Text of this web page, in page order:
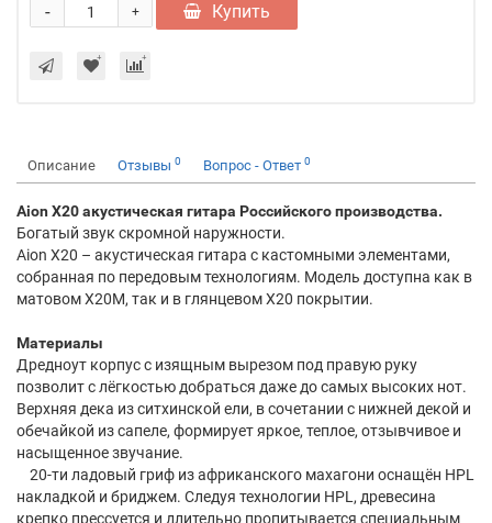
+
- Купить
Описание Отзывы 0 Вопрос - Ответ 0
Aion X20 акустическая гитара Российского производства.
Богатый звук скромной наружности.
Aion X20 – акустическая гитара с кастомными элементами,
собранная по передовым технологиям. Модель доступна как в
матовом X20M, так и в глянцевом X20 покрытии.
Материалы
Дредноут корпус с изящным вырезом под правую руку
позволит с лёгкостью добраться даже до самых высоких нот.
Верхняя дека из ситхинской ели, в сочетании с нижней декой и
обечайкой из сапеле, формирует яркое, теплое, отзывчивое и
насыщенное звучание.
20-ти ладовый гриф из африканского махагони оснащён HPL
накладкой и бриджем. Следуя технологии HPL, древесина
крепко прессуется и длительно пропитывается специальным